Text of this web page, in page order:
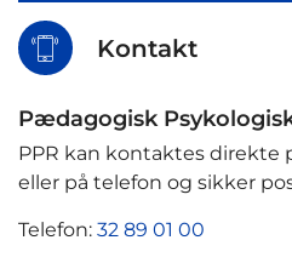
Kontakt
Pædagogisk
PPR kan kontaktes direkte
eller på telefon og sikker
Telefon: 32 89 01 00